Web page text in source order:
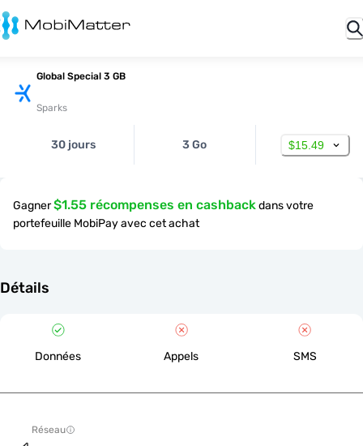
Global Special 3 GB
Sparks
30 jours 3 Go $15.49
Gagner$1.55 récompenses en cashbackdans votre
portefeuille MobiPay avec cet achat
Détails
Données Appels SMS
Réseau